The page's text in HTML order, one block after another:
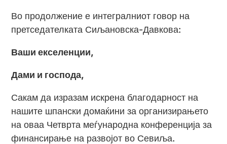
Во продолжение е интегралниот говор на
претседателката Сиљановска-Давкова:
Ваши екселенции,
Дами и господа,
Сакам да изразам искрена благодарност на
нашите шпански домаќини за организирањето
на оваа Четврта меѓународна конференција за
финансирање на развојот во Севиља.